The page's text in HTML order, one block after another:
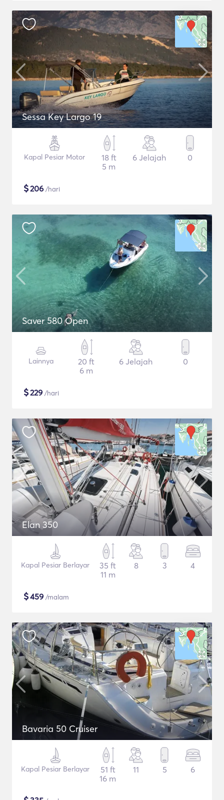
Sessa Key Largo 19
Kapal Pesiar Motor
18 ft
5 m
6 Jelajah 0
$206 /hari
Saver 580 Open
Lainnya
20 ft
6 m
6 Jelajah 0
$229 /hari
Elan 350
Kapal Pesiar Berlayar
35 ft
11 m
8 3 4
$459 /malam
Bavaria 50 Cruiser
Kapal Pesiar Berlayar
51 ft
16 m
11 5 6